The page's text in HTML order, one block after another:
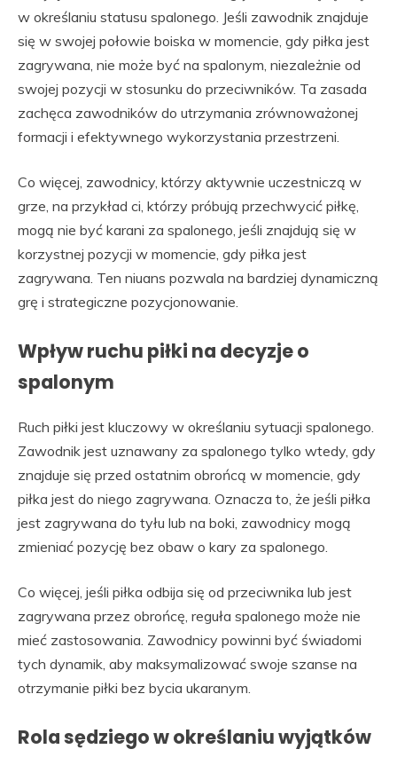
w określaniu statusu spalonego. Jeśli zawodnik znajduje
się w swojej połowie boiska w momencie, gdy piłka jest
zagrywana, nie może być na spalonym, niezależnie od
swojej pozycji w stosunku do przeciwników. Ta zasada
zachęca zawodników do utrzymania zrównoważonej
formacji i efektywnego wykorzystania przestrzeni.
Co więcej, zawodnicy, którzy aktywnie uczestniczą w
grze, na przykład ci, którzy próbują przechwycić piłkę,
mogą nie być karani za spalonego, jeśli znajdują się w
korzystnej pozycji w momencie, gdy piłka jest
zagrywana. Ten niuans pozwala na bardziej dynamiczną
grę i strategiczne pozycjonowanie.
Wpływ ruchu piłki na decyzje o
spalonym
Ruch piłki jest kluczowy w określaniu sytuacji spalonego.
Zawodnik jest uznawany za spalonego tylko wtedy, gdy
znajduje się przed ostatnim obrońcą w momencie, gdy
piłka jest do niego zagrywana. Oznacza to, że jeśli piłka
jest zagrywana do tyłu lub na boki, zawodnicy mogą
zmieniać pozycję bez obaw o kary za spalonego.
Co więcej, jeśli piłka odbija się od przeciwnika lub jest
zagrywana przez obrońcę, reguła spalonego może nie
mieć zastosowania. Zawodnicy powinni być świadomi
tych dynamik, aby maksymalizować swoje szanse na
otrzymanie piłki bez bycia ukaranym.
Rola sędziego w określaniu wyjątków